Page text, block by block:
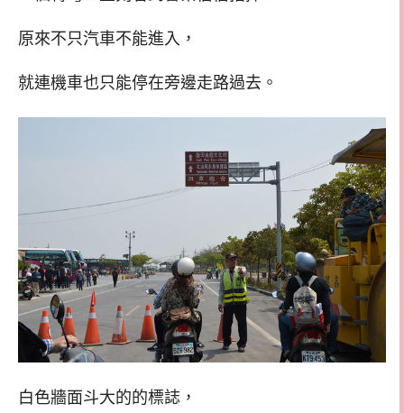
原來不只汽車不能進入，
就連機車也只能停在旁邊走路過去。
白色牆面斗大的的標誌，